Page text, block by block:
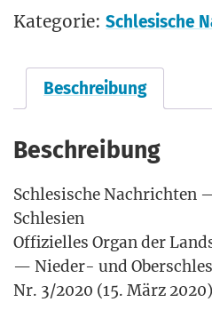
Kategorie: Schlesische
Beschreibung
Beschreibung
Schle­si­sche
Schlesien
Offi­zi­el­les Organ der
— Nie­der- und
Nr. 3/2020 (15. März 2020)